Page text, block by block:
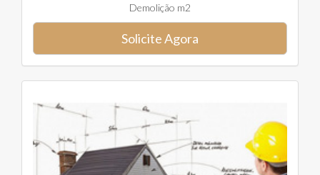
Demolição m2
Solicite Agora